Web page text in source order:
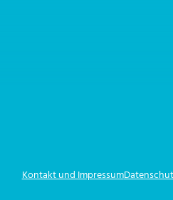
Kontakt und Impressum